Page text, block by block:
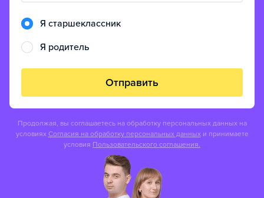
Я старшеклассник
Я родитель
Отправить
Продолжая, вы соглашаетесь на обработку персональных данных на
условиях Согласия на обработку персональных данных и принимаете
условия Пользовательского соглашения.